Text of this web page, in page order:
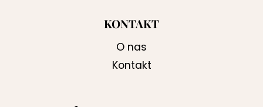
KONTAKT
O nas
Kontakt